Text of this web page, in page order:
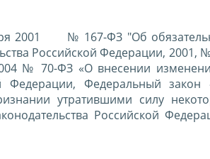
2001 № 167-ФЗ "Об
Российской Федерации, 2001,
№ 70-ФЗ «О внесении
Федерации, Федеральный закон
утратившими силу
Российской